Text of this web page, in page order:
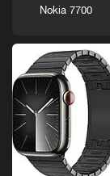
Nokia 7700